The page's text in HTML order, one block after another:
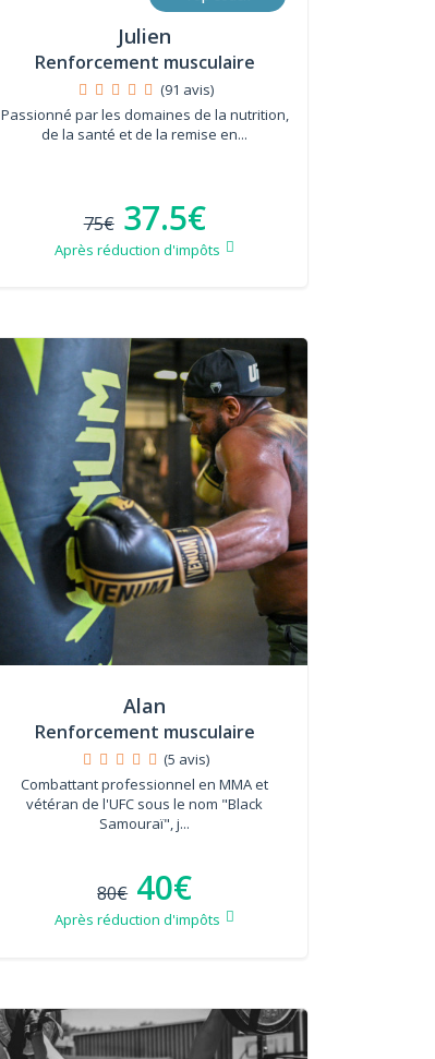
Julien
Renforcement musculaire
(91 avis)
Passionné par les domaines de la nutrition,
de la santé et de la remise en...
75€ 37.5€
Après réduction d'impôts
Alan
Renforcement musculaire
(5 avis)
Combattant professionnel en MMA et
vétéran de l'UFC sous le nom "Black
Samouraï", j...
80€ 40€
Après réduction d'impôts